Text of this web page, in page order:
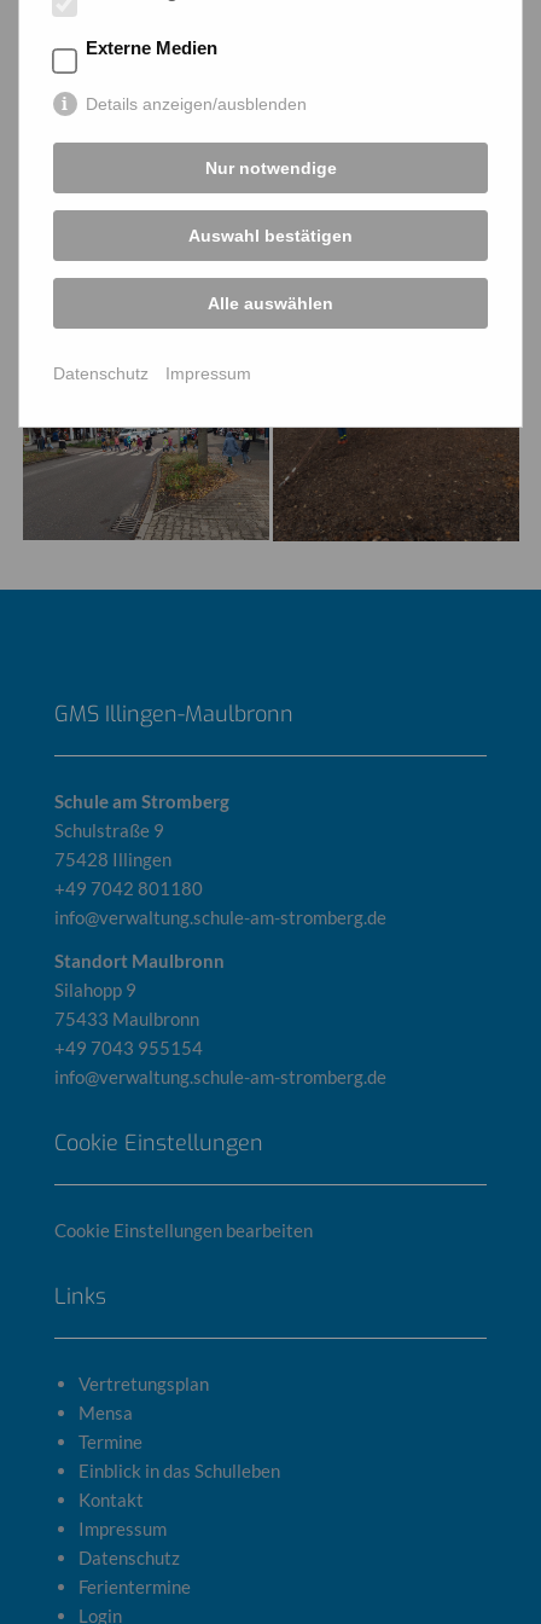
GMS Illingen-Maulbronn
Schule am Stromberg
Schulstraße 9
75428 Illingen
+49 7042 801180
info@verwaltung.schule-am-stromberg.de
Standort Maulbronn
Silahopp 9
75433 Maulbronn
+49 7043 955154
info@verwaltung.schule-am-stromberg.de
Cookie Einstellungen
Cookie Einstellungen bearbeiten
Links
Vertretungsplan
Mensa
Termine
Einblick in das Schulleben
Kontakt
Impressum
Datenschutz
Ferientermine
Login
Externe Medien
Details anzeigen/ausblenden
Nur notwendige
Auswahl bestätigen
Alle auswählen
Datenschutz Impressum